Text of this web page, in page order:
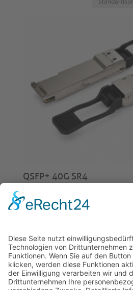
QSFP+ 40G SR4
€
© 2026 Tecowin GmbH |
| Widerrufsrecht|AGB|